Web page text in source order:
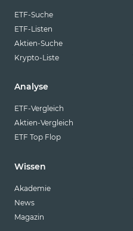
ETF-Suche
ETF-Listen
Aktien-Suche
Krypto-Liste
Analyse
ETF-Vergleich
Aktien-Vergleich
ETF Top Flop
Wissen
Akademie
News
Magazin